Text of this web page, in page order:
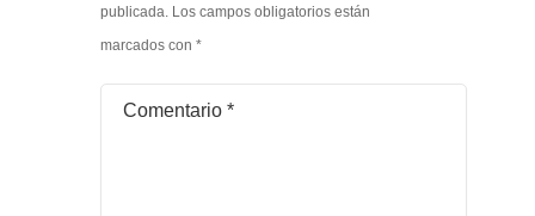
publicada. Los campos obligatorios están
marcados con *